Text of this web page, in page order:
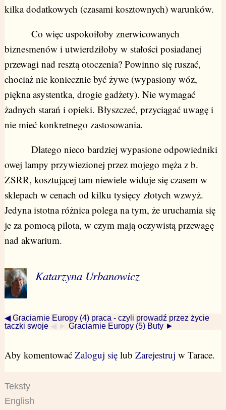
kilka dodatkowych (czasami kosztownych) warunków.
Co więc uspokoiłoby znerwicowanych
biznesmenów i utwierdziłoby w stałości posiadanej
przewagi nad resztą otoczenia? Powinno się ruszać,
chociaż nie koniecznie być żywe (wypasiony wóz,
piękna asystentka, drogie gadżety). Nie wymagać
żadnych starań i opieki. Błyszczeć, przyciągać uwagę i
nie mieć konkretnego zastosowania.
Dlatego nieco bardziej wypasione odpowiedniki
owej lampy przywiezionej przez mojego męża z b.
ZSRR, kosztującej tam niewiele widuje się czasem w
sklepach w cenach od kilku tysięcy złotych wzwyż.
Jedyna istotna różnica polega na tym, że uruchamia się
je za pomocą pilota, w czym mają oczywistą przewagę
nad akwarium.
Katarzyna Urbanowicz
◀ Graciarnie Europy (4) praca - czyli prowadź przez życie
taczki swoje ◀ ► Graciarnie Europy (5) Buty ►
Aby komentować Zaloguj sięlub Zarejestruj w Tarace.
Teksty
English